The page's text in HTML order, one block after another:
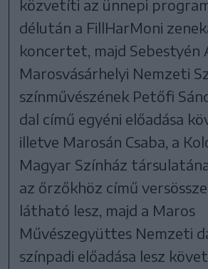
közvetíti az ünnepi
délután a FillHarMoni
koncertet, majd Sebestyén
Marosvásárhelyi Nemzeti
színművészének Petőfi
dal című egyéni előadása
illetve Marosán Csaba, a
Magyar Színház
az őrzőkhöz című
látható lesz, majd a Maros
Művészegyüttes Nemzeti
színpadi előadása lesz